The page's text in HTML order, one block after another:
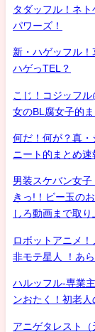
タダッフル！ネ
パワーズ！
新・ハゲッフル！
ハゲっTEL？
こじ！コジッフ
女のBL腐女子的
何だ！何が？真
ニート的まとめ速
男装スケバン女
きっ!！ビー玉の
しろ動画まで取
ロボットアニメ
非モテ星人 ！あ
ハルッフル-専業
ンおたく！初老
アニゲタレスト